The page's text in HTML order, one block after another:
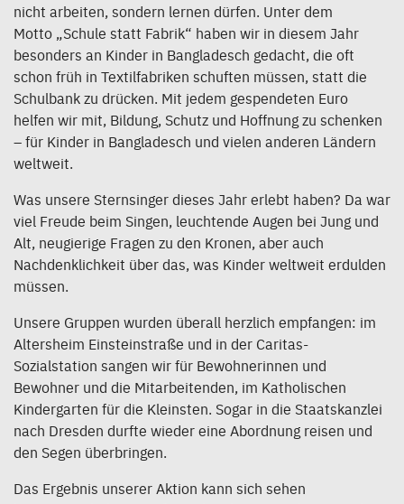
nicht arbeiten, sondern lernen dürfen. Unter dem
Motto „Schule statt Fabrik“ haben wir in diesem Jahr
besonders an Kinder in Bangladesch gedacht, die oft
schon früh in Textilfabriken schuften müssen, statt die
Schulbank zu drücken. Mit jedem gespendeten Euro
helfen wir mit, Bildung, Schutz und Hoffnung zu schenken
– für Kinder in Bangladesch und vielen anderen Ländern
weltweit.
Was unsere Sternsinger dieses Jahr erlebt haben? Da war
viel Freude beim Singen, leuchtende Augen bei Jung und
Alt, neugierige Fragen zu den Kronen, aber auch
Nachdenklichkeit über das, was Kinder weltweit erdulden
müssen.
Unsere Gruppen wurden überall herzlich empfangen: im
Altersheim Einsteinstraße und in der Caritas-
Sozialstation sangen wir für Bewohnerinnen und
Bewohner und die Mitarbeitenden, im Katholischen
Kindergarten für die Kleinsten. Sogar in die Staatskanzlei
nach Dresden durfte wieder eine Abordnung reisen und
den Segen überbringen.
Das Ergebnis unserer Aktion kann sich sehen